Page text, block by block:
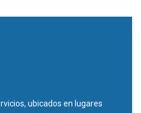
ubicados en lugares